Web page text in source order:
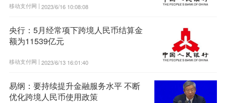
移动支付网 | 2023/6/16 10:08:08
央行：5月经常项下跨境人民币结算金
额为11539亿元
移动支付网 | 2023/6/13 16:01:40
易纲：要持续提升金融服务水平 不断
优化跨境人民币使用政策